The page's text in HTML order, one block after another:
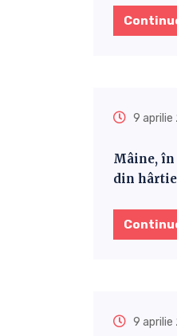
9 aprilie
Mâine, în
din
9 aprilie